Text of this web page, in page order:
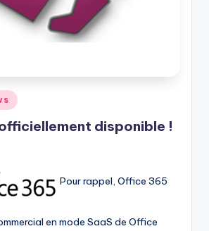
disponible !
Pour rappel, Office 365
en mode SaaS de Office